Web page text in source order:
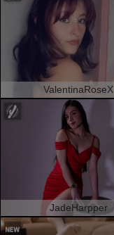
ValentinaRoseX
JadeHarpper